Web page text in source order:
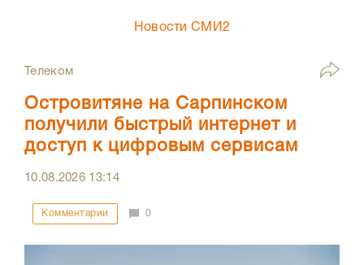
Новости СМИ2
Телеком
Островитяне на Сарпинском
получили быстрый интернет и
доступ к цифровым сервисам
10.08.2026 13:14
Комментарии 0